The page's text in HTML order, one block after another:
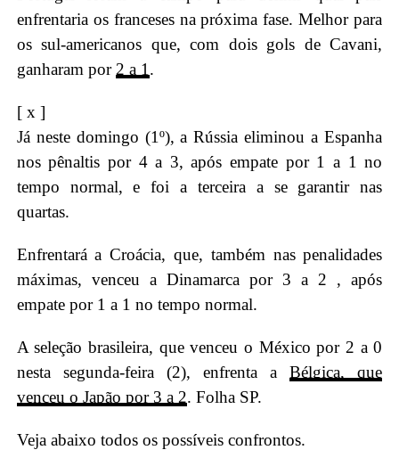
enfrentaria os franceses na próxima fase. Melhor para
os sul-americanos que, com dois gols de Cavani,
ganharam por 2 a 1 .
[ x ]
Já neste domingo (1º), a Rússia eliminou a Espanha
nos pênaltis por 4 a 3, após empate por 1 a 1 no
tempo normal, e foi a terceira a se garantir nas
quartas.
Enfrentará a Croácia, que, também nas penalidades
máximas, venceu a Dinamarca por 3 a 2 , após
empate por 1 a 1 no tempo normal.
A seleção brasileira, que venceu o México por 2 a 0
nesta segunda-feira (2), enfrenta aBélgica, que
venceu o Japão por 3 a 2. Folha SP.
Veja abaixo todos os possíveis confrontos.